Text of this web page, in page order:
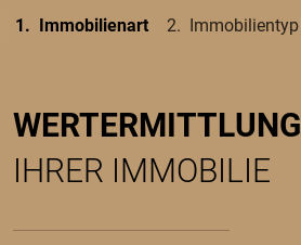
Immobilienart Immobilientyp
WERTERMITTLUNG
IHRER IMMOBILIE